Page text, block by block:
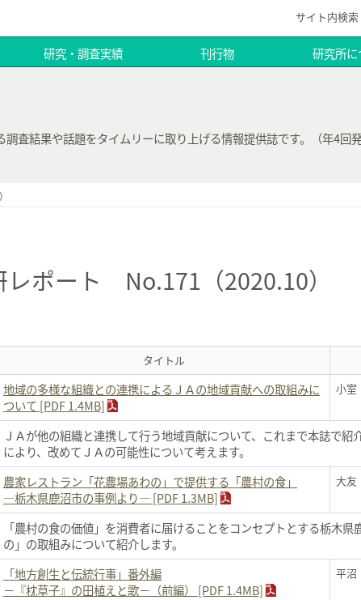
サイト内検索
研究・調査実績 刊行物 研究所に
査結果や話題をタイムリーに取り上げる情報提供誌です。（年4回発
レポート No.171（2020.10）
タイトル
地域の多様な組織との連携によるＪＡの地域貢献への取組みに
ついて [PDF 1.4MB]
小
ＪＡが他の組織と連携して行う地域貢献について、これまで本誌で紹
により、改めてＪＡの可能性について考えます。
農家レストラン「花農場あわの」で提供する「農村の食」
―栃木県鹿沼市の事例より― [PDF 1.3MB]
大
「農村の食の価値」を消費者に届けることをコンセプトとする栃木
の」の取組みについて紹介します。
「地方創生と伝統行事」番外編
－『枕草子』の田植えと歌－（前編） [PDF 1.4MB]
平